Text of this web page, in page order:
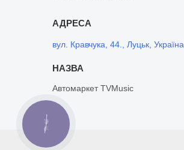
вул. Кравчука, 44., Луцьк, Україна
Автомаркет TVMusic
КНОПКА
ЗВ'ЯЗКУ